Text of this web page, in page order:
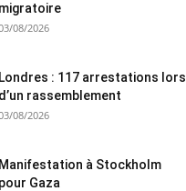
migratoire
08/2026
Londres : 117 arrestations lors
d’un rassemblement
08/2026
Manifestation à Stockholm
pour Gaza